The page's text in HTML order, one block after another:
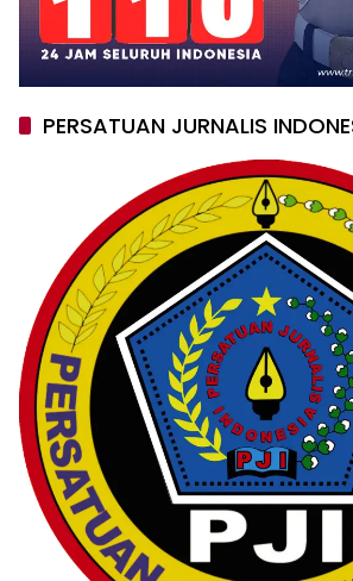
PERSATUAN JURNALIS